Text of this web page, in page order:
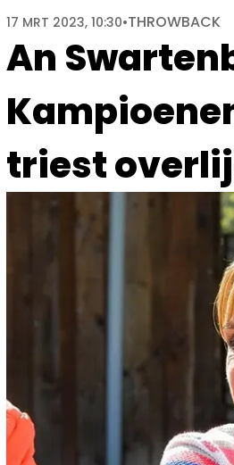
An
triest
17 MRT 2023, 10:30•THROWBACK